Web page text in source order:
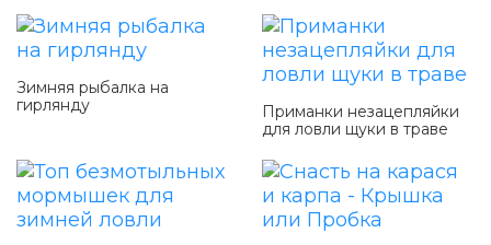
Зимняя рыбалка на
гирлянду
Приманки незацепляйки
для ловли щуки в траве